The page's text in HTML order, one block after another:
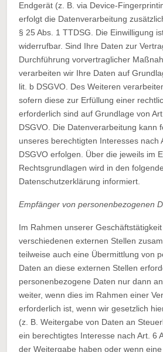
Endgerät (z. B. via Device-
erfolgt die Datenverarbeitung
§ 25 Abs. 1 TTDSG. Die Einwilligung
widerrufbar. Sind Ihre Daten zur
Durchführung vorvertraglicher
verarbeiten wir Ihre Daten auf
lit. b DSGVO. Des Weiteren
sofern diese zur Erfüllung einer
erforderlich sind auf Grundlage von
DSGVO. Die Datenverarbeitung kann
unseres berechtigten Interesses nach
DSGVO erfolgen. Über die jeweils im
Rechtsgrundlagen wird in den
Datenschutzerklärung informiert.
Empfänger von personenbezogenen
Im Rahmen unserer
verschiedenen externen Stellen
teilweise auch eine Übermittlung von
Daten an diese externen Stellen
personenbezogene Daten nur dann
weiter, wenn dies im Rahmen einer
erforderlich ist, wenn wir gesetzlich
(z. B. Weitergabe von Daten an
ein berechtigtes Interesse nach Art. 6
der Weitergabe haben oder wenn